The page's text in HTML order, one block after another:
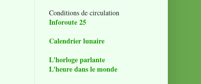
Conditions de circulation
Inforoute 25
Calendrier lunaire
L'horloge parlante
L'heure dans le monde